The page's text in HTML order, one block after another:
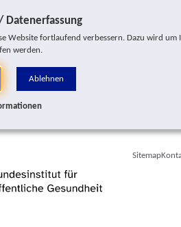
Datenerfassung
Website fortlaufend verbessern. Dazu wird
werden.
Ablehnen
Sitemap